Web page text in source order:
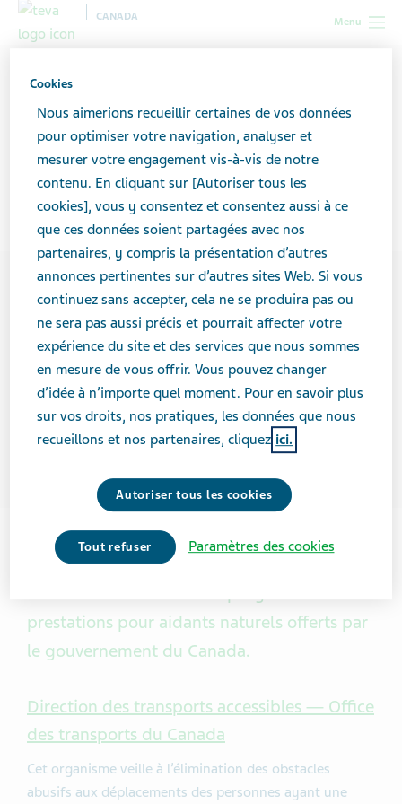
Menu
CANADA
Ressources
gouvernementales
Information sur les divers programmes de
prestations pour aidants naturels offerts par
le gouvernement du Canada.
Direction des transports accessibles — Office
des transports du Canada
Cet organisme veille à l’élimination des obstacles
abusifs aux déplacements des personnes ayant une
Cookies
Nous aimerions recueillir certaines de vos données
pour optimiser votre navigation, analyser et
mesurer votre engagement vis-à-vis de notre
contenu. En cliquant sur [Autoriser tous les
cookies], vous y consentez et consentez aussi à ce
que ces données soient partagées avec nos
partenaires, y compris la présentation d’autres
annonces pertinentes sur d’autres sites Web. Si vous
continuez sans accepter, cela ne se produira pas ou
ne sera pas aussi précis et pourrait affecter votre
expérience du site et des services que nous sommes
en mesure de vous offrir. Vous pouvez changer
d’idée à n’importe quel moment. Pour en savoir plus
sur vos droits, nos pratiques, les données que nous
recueillons et nos partenaires, cliquez ici.
Autoriser tous les cookies
Tout refuser Paramètres des cookies